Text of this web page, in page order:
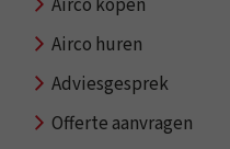
Airco kopen
Airco huren
Adviesgesprek
Offerte aanvragen